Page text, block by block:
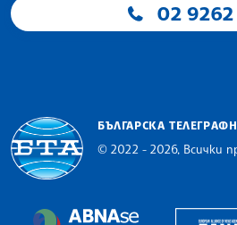
02 9262
БЪЛГАРСКА
© 2022 - 2026, Всички
The